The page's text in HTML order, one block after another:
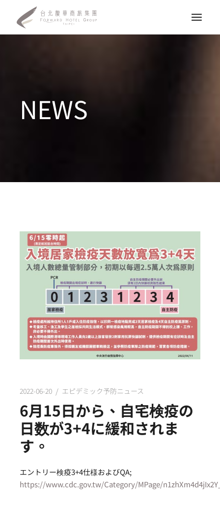
2022-06-20 エピデミック予防ニュース
6月15日から、自宅検疫の
日数が3+4に緩和されま
す。
エントリー検疫3+4仕様およびQA;
https://www.cdc.gov.tw/Category/MPage/